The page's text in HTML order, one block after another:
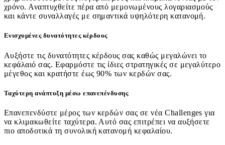
χρόνο. Αναπτυχθείτε πέρα από μεμονωμένους λογαριασμούς
και κάντε συναλλαγές με σημαντικά υψηλότερη κατανομή.
Ενισχυμένες δυνατότητες κέρδους
Αυξήστε τις δυνατότητες κέρδους σας καθώς μεγαλώνει το
κεφάλαιό σας. Εφαρμόστε τις ίδιες στρατηγικές σε μεγαλύτερο
μέγεθος και κρατήστε έως 90% των κερδών σας.
Ταχύτερη ανάπτυξη μέσω επανεπένδυσης
Επανεπενδύστε μέρος των κερδών σας σε νέα Challenges για
να κλιμακωθείτε ταχύτερα. Αυτό σας επιτρέπει να αυξήσετε
πιο αποδοτικά τη συνολική κατανομή κεφαλαίου.